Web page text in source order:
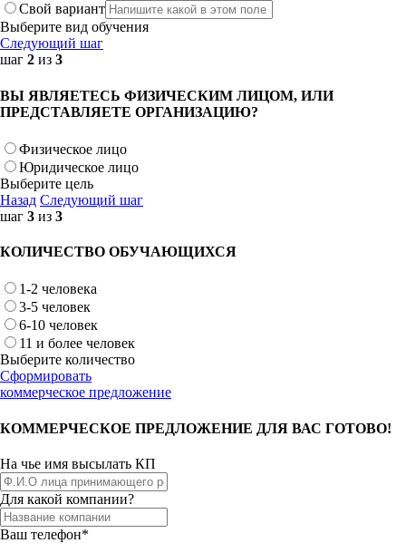
Свой вариант
Выберите вид обучения
Следующий шаг
шаг 2 из 3
ВЫ ЯВЛЯЕТЕСЬ ФИЗИЧЕСКИМ ЛИЦОМ, ИЛИ
ПРЕДСТАВЛЯЕТЕ ОРГАНИЗАЦИЮ?
Физическое лицо
Юридическое лицо
Выберите цель
Назад Следующий шаг
шаг 3 из 3
КОЛИЧЕСТВО ОБУЧАЮЩИХСЯ
1-2 человека
3-5 человек
6-10 человек
11 и более человек
Выберите количество
Сформировать
коммерческое предложение
КОММЕРЧЕСКОЕ ПРЕДЛОЖЕНИЕ ДЛЯ ВАС ГОТОВО!
На чье имя высылать КП
Для какой компании?
Ваш телефон*